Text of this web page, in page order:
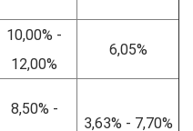
10,00% -
12,00%
6,05%
8,50% -
3,63% - 7,70%